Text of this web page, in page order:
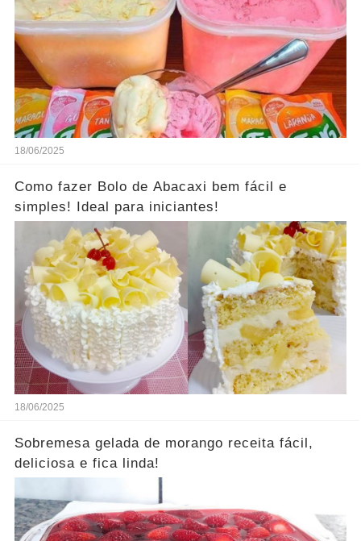
18/06/2025
Como fazer Bolo de Abacaxi bem fácil e
simples! Ideal para iniciantes!
18/06/2025
Sobremesa gelada de morango receita fácil,
deliciosa e fica linda!